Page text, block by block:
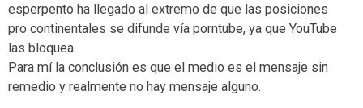
esperpento ha llegado al extremo de que las posiciones
pro continentales se difunde vía porntube, ya que YouTube
las bloquea.
Para mí la conclusión es que el medio es el mensaje sin
remedio y realmente no hay mensaje alguno.